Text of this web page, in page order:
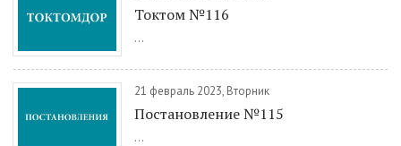
Токтом №116
...
21 февраль 2023, Вторник
Постановление №115
...